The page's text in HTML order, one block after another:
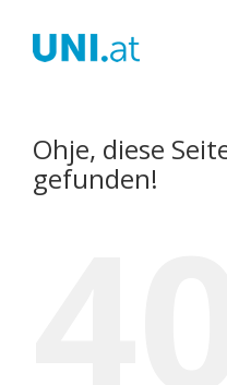
Inhalt
springen
Ohje, diese
gefunden!